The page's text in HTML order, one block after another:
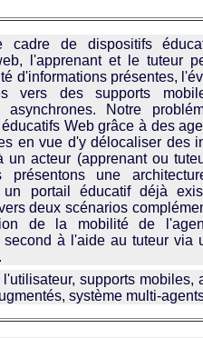
cadre de dispositifs
l'apprenant et le tuteur
d'informations présentes,
vers des supports
asynchrones. Notre
Web grâce à des
en vue d'y délocaliser des
un acteur (apprenant ou
présentons une
portail éducatif déjà
deux scénarios
de la mobilité de
à l'aide au tuteur via
supports mobiles,
système multi-